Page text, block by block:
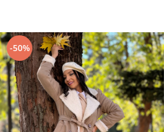
-50%